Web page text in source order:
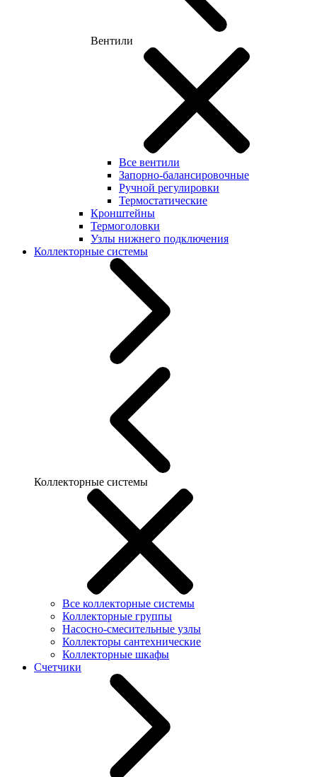
Вентили
Все вентили
Запорно-балансировочные
Ручной регулировки
Термостатические
Кронштейны
Термоголовки
Узлы нижнего подключения
Коллекторные системы
Коллекторные системы
Все коллекторные системы
Коллекторные группы
Насосно-смесительные узлы
Коллекторы сантехнические
Коллекторные шкафы
Счетчики